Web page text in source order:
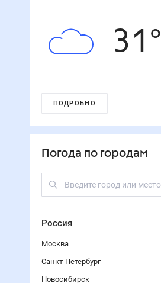
31 °
ПОДРОБНО
Погода по городам
Россия
Москва
Санкт-Петербург
Новосибирск